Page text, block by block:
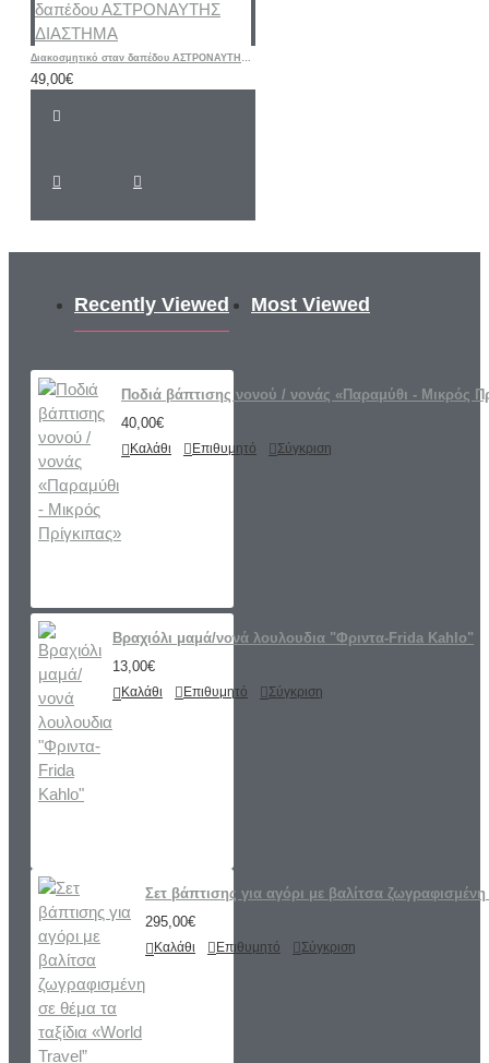
Διακοσμητικό σταν δαπέδου ΑΣΤΡΟΝΑΥΤΗΣ ΔΙΑΣΤΗΜΑ
49,00€
Recently Viewed Most Viewed
Ποδιά βάπτισης νονού / νονάς «Παραμύθι - Μικρός
40,00€
Καλάθι Επιθυμητό Σύγκριση
Βραχιόλι μαμά/νονά λουλουδια "Φριντα-Frida Kahlo"
13,00€
Καλάθι Επιθυμητό Σύγκριση
Σετ βάπτισης για αγόρι με βαλίτσα
295,00€
Καλάθι Επιθυμητό Σύγκριση